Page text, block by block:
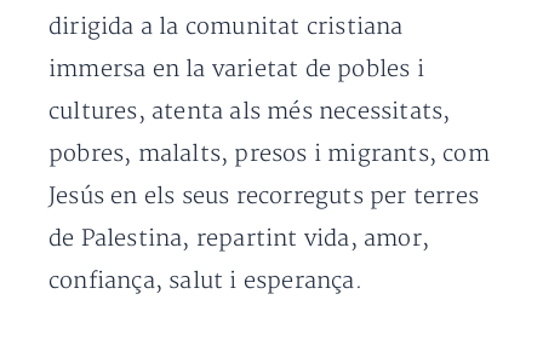
dirigida a la comunitat cristiana
immersa en la varietat de pobles i
cultures, atenta als més necessitats,
pobres, malalts, presos i migrants, com
Jesús en els seus recorreguts per terres
de Palestina, repartint vida, amor,
confiança, salut i esperança.